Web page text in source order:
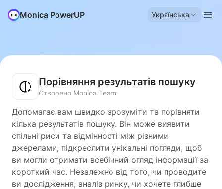
Monica PowerUP Українська
Порівняння результатів пошуку
Створено Monica Team
Допомагає вам швидко зрозуміти та порівняти
кілька результатів пошуку. Він може виявити
спільні риси та відмінності між різними
джерелами, підкреслити унікальні погляди, щоб
ви могли отримати всебічний огляд інформації за
короткий час. Незалежно від того, чи проводите
ви дослідження, аналіз ринку, чи хочете глибше